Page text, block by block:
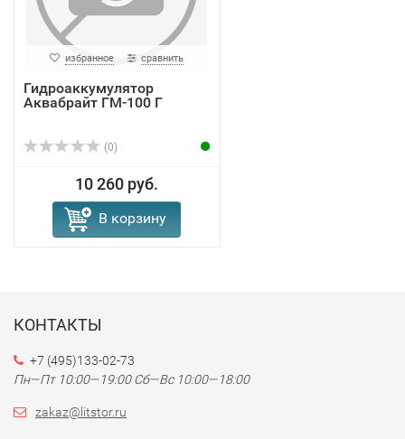
избранное сравнить
Гидроаккумулятор
Аквабрайт ГМ-100 Г
(0)
10 260 руб.
В корзину
КОНТАКТЫ
+7 (495)133-02-73
Пн—Пт 10:00—19:00 Сб—Вс 10:00—18:00
zakaz@litstor.ru